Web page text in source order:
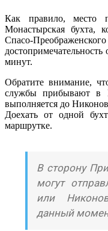
Как правило, место
Монастырская бухта,
Спасо-
достопримечательность
минут.
Обратите внимание,
службы прибывают в
выполняется до
Доехать от одной
маршрутке.
В сторону
могут
или
данный